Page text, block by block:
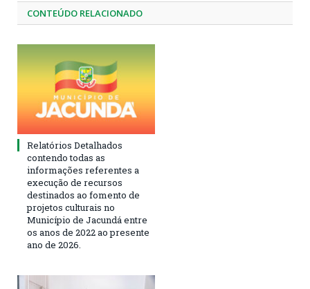
CONTEÚDO RELACIONADO
Relatórios Detalhados
contendo todas as
informações referentes a
execução de recursos
destinados ao fomento de
projetos culturais no
Município de Jacundá entre
os anos de 2022 ao presente
ano de 2026.